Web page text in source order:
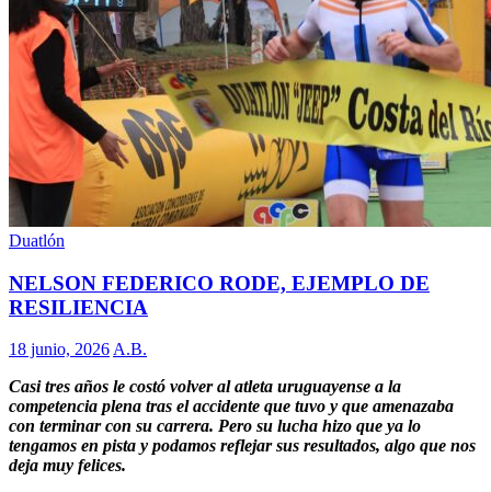
Duatlón
NELSON FEDERICO RODE, EJEMPLO DE
RESILIENCIA
18 junio, 2026 A.B.
Casi tres años le costó volver al atleta uruguayense a la
competencia plena tras el accidente que tuvo y que amenazaba
con terminar con su carrera. Pero su lucha hizo que ya lo
tengamos en pista y podamos reflejar sus resultados, algo que nos
deja muy felices.